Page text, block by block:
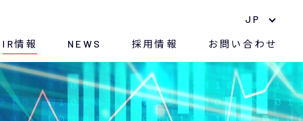
JP
中期経営計画
ナノマテリアル
IR情報
長期株主優待制度
NEWS 採用情報 お問い合わせ